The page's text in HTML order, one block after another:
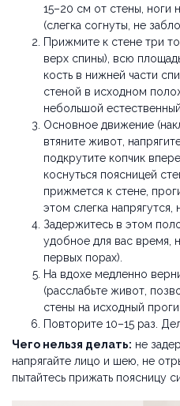
15–20 см от стены, ноги
(слегка согнуты, не
Прижмите к стене три
верх спины), всю
кость в нижней части
стеной в исходном
небольшой
Основное движение
втяните живот,
подкрутите копчик
коснуться поясницей
прижмется к стене,
этом слегка
Задержитесь в этом
удобное для вас время,
первых порах).
На вдохе медленно
(расслабьте живот,
стены на исходный
Повторите 10–15 раз.
Чего нельзя делать: не
напрягайте лицо и шею, не
пытайтесь прижать поясницу